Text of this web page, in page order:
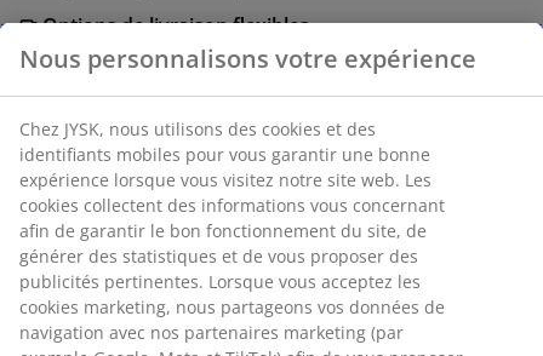
Options de livraison flexibles
Livraison rapide et facile
Boîte de rangement grise avec couvercle conçue pour
un stockage et une organisation polyvalents à la
maison. Fabriquée en plastique résistant (100%
recyclé). La boîte est empilable, et les poignées à clip
maintiennent le couvercle en place. Peut contenir 47
litres. l39 x L59 x H31 cm
Nous personnalisons votre expérience
Chez JYSK, nous utilisons des cookies et des
identifiants mobiles pour vous garantir une bonne
expérience lorsque vous visitez notre site web. Les
cookies collectent des informations vous concernant
afin de garantir le bon fonctionnement du site, de
générer des statistiques et de vous proposer des
publicités pertinentes. Lorsque vous acceptez les
cookies marketing, nous partageons vos données de
navigation avec nos partenaires marketing (par